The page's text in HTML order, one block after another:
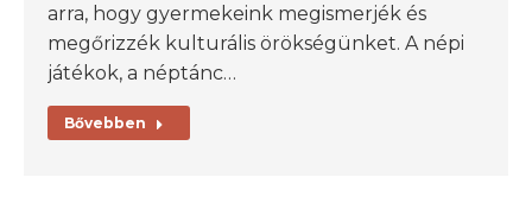
arra, hogy gyermekeink megismerjék és
megőrizzék kulturális örökségünket. A népi
játékok, a néptánc…
Bővebben